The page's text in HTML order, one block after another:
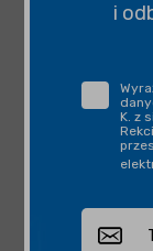
i
K. z